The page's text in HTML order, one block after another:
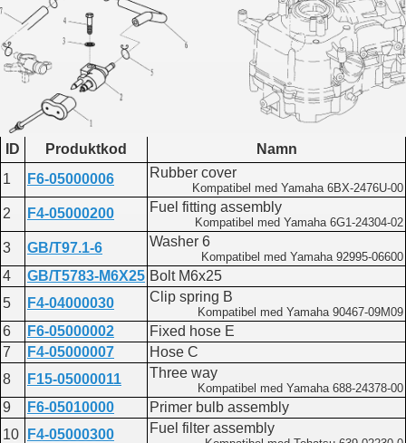
ID Produktkod
Namn
1
F6-05000006 Rubber cover
Kompatibel med Yamaha 6BX-2476U-00
2 F4-05000200 Fuel fitting assembly
Kompatibel med Yamaha 6G1-24304-02
3 GB/T97.1-6 Washer 6
Kompatibel med Yamaha 92995-06600
4 GB/T5783-M6X25 Bolt M6x25
5
F4-04000030 Clip spring B
Kompatibel med Yamaha 90467-09M09
6 F6-05000002
Fixed hose E
7
F4-05000007
Hose C
8
F15-05000011 Three way
Kompatibel med Yamaha 688-24378-00
9 F6-05010000
Primer bulb assembly
10
F4-05000300 Fuel filter assembly